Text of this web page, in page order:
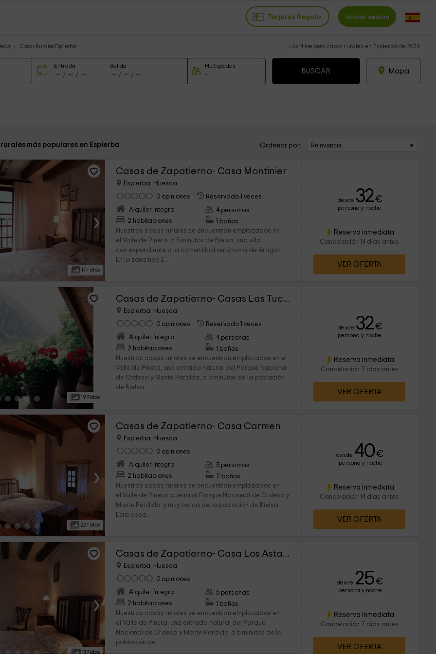
Tarjetas Regalo Iniciar sesión
Casas Rurales Espierba Las 4 mejores casas rurales en Espierba de 2026
Entrada Salida Huéspedes
Mapa
más populares en Espierba Ordenar por:
›
17 Fotos
Casas de Zapatierno- Casa Montinier
Espierba, Huesca
0 opiniones
Reservado 1 veces
Alquiler íntegro
2 habitaciones
4 personas
1 baños
Nuestras casas rurales se encuentran emplazados en
el Valle de Pineta, a 5 minutos de Bielsa, una villa
correspondiente a la comunidad autónoma de Aragón.
En la zona hay 2...
desde 32€
persona y noche
Reserva inmediata
Cancelación 14 días antes
VER OFERTA
›
19 Fotos
Casas de Zapatierno- Casas Las Tucas
Espierba, Huesca
0 opiniones
Reservado 1 veces
Alquiler íntegro
2 habitaciones
4 personas
1 baños
Nuestras casas rurales se encuentran emplazados en el
Valle de Pineta, una entrada natural del Parque Nacional
de Ordesa y Monte Perdido, a 5 minutos de la población
de Bielsa....
desde 32€
persona y noche
Reserva inmediata
Cancelación 7 días antes
VER OFERTA
›
22 Fotos
Casas de Zapatierno- Casa Carmen
Espierba, Huesca
0 opiniones
Alquiler íntegro
2 habitaciones
5 personas
2 baños
Nuestras casas rurales se encuentran emplazados en
el Valle de Pineta, puerta al Parque Nacional de Ordesa y
Monte Perdido, y muy cerca de la población de Bielsa.
Esta casa...
desde 40€
persona y noche
Reserva inmediata
Cancelación 14 días antes
VER OFERTA
›
18 Fotos
Casas de Zapatierno- Casa Los Astazu
Espierba, Huesca
0 opiniones
Alquiler íntegro
2 habitaciones
5 personas
1 baños
Nuestras casas rurales se encuentran emplazados en
el Valle de Pineta, una entrada natural del Parque
Nacional de Ordesa y Monte Perdido, a 5 minutos de la
población de...
desde 25€
persona y noche
Reserva inmediata
Cancelación 7 días antes
VER OFERTA